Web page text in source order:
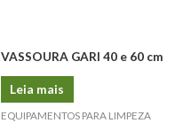
VASSOURA GARI 40 e 60 cm
Leia mais
EQUIPAMENTOS PARA LIMPEZA